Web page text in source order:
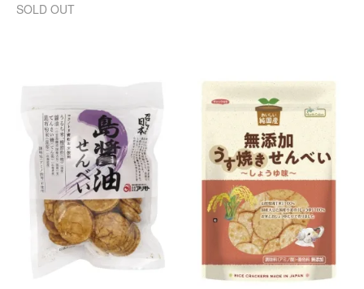
SOLD OUT